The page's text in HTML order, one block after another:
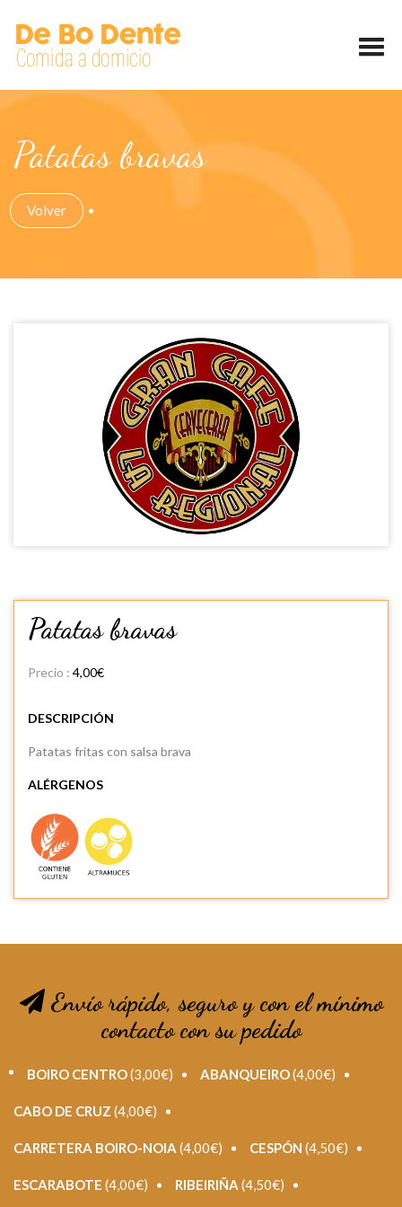
Patatas bravas
Volver
Patatas bravas
Precio : 4,00€
DESCRIPCIÓN
Patatas fritas con salsa brava
ALÉRGENOS
Envío rápido, seguro y con el mínimo
contacto con su pedido
BOIRO CENTRO(3,00€) ABANQUEIRO(4,00€)
CABO DE CRUZ (4,00€)
CARRETERA BOIRO-NOIA (4,00€) CESPÓN (4,50€)
ESCARABOTE (4,00€) RIBEIRIÑA (4,50€)